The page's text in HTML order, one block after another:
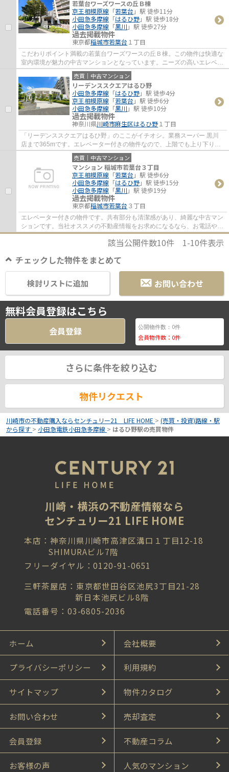
若葉台ワーズワースの丘Ｂ棟
京王相模原線 「若葉台 」駅 徒歩11分
小田急多摩線 「はるひ野」駅 徒歩18分
小田急多摩線 「黒川 」駅 徒歩27分
過去掲載物件
東京都稲城市若葉台 １丁目
こだわりポイント満載の若葉台ワーズワースの丘Ｂ棟。この物件は快適な
室内環境が魅力の中古マンションとなっています。ニーズの高いエレベー
ター付きの物件はこちらです。稲城市で不...
売買｜中古マンション
リーデンススクエアはるひ野
小田急多摩線 「はるひ野」駅 徒歩4分
京王相模原線 「若葉台 」駅 徒歩6分
小田急多摩線 「黒川 」駅 徒歩10分
過去掲載物件
神奈川県川崎市麻生区はるひ野１丁目
「リーデンススクエアはるひ野」のここがイチオシ。業務スーパー 黒川
店まで365mです。エレベーター付きの物件なので、上階でも上り下りが
楽です。綺麗に整備された中古マンションで清...
売買｜中古マンション
マンション 稲城市若葉台３丁目
京王相模原線 「若葉台 」駅 徒歩6分
小田急多摩線 「はるひ野」駅 徒歩15分
小田急多摩線 「黒川 」駅 徒歩19分
過去掲載物件
東京都稲城市若葉台 ３丁目
エレベーター付きの物件です。共有部分も清潔感があり、綺麗な中古マン
ションです。当社オススメの不動産情報をお求めになるなら、お電話やメ
ールでのお問い合わせ、又は直接お尋ね下...
該当公開件数10件 1-10件表示
チェックした物件をまとめて
お問い合わせ
検討リストに追加
無料会員登録はこちら
会員登録 公開物件数： 0件
会員物件数： 0件
さらに条件を絞り込む
物件リクエスト
川崎市の不動産購入ならセンチュリー21 LIFE HOME > (売買・投資)路線・駅
から探す > 小田急電鉄小田急多摩線 > はるひ野駅の売買物件
川崎・横浜の不動産情報なら
センチュリー21 LIFE HOME
本店：神奈川県川崎市高津区溝口１丁目12-18
SHIMURAビル7階
フリーダイヤル：0120-91-0651
三軒茶屋店：東京都世田谷区池尻3丁目21-28
新日本池尻ビル8階
電話番号：03-6805-2036
ホーム 会社概要
プライバシーポリシー 利用規約
サイトマップ 物件カタログ
お問い合わせ 売却査定
会員登録 不動産コラム
お客様の声 人気のマンション